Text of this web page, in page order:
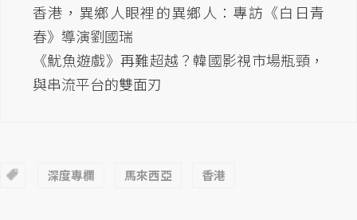
香港，異鄉人眼裡的異鄉人：專訪《白日青
春》導演劉國瑞
《魷魚遊戲》再難超越？韓國影視市場瓶頸，
與串流平台的雙面刃
深度專欄 馬來西亞 香港